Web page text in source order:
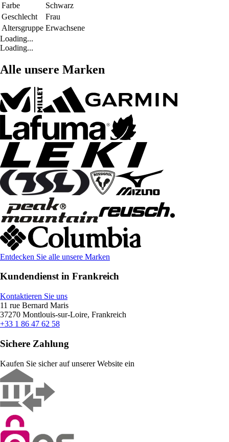
Farbe
Schwarz
Geschlecht
Frau
Altersgruppe Erwachsene
Loading...
Loading...
Alle unsere Marken
Entdecken Sie alle unsere Marken
Kundendienst in Frankreich
Kontaktieren Sie uns
11 rue Bernard Maris
37270 Montlouis-sur-Loire, Frankreich
+33 1 86 47 62 58
Sichere Zahlung
Kaufen Sie sicher auf unserer Website ein